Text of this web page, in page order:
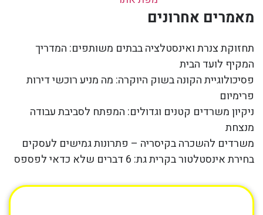
מאמרים אחרונים
תחזוקת צנרת ואינסטלציה בבתים משותפים: המדריך
המקיף לועד הבית
פסיכולוגיית הקונה בשוק היוקרה: מה מניע רוכשי דירות
פרימיום
ניקיון משרדים קטנים וגדולים: המפתח לסביבת עבודה
מנצחת
משרדים להשכרה בקיסריה – פתרונות גמישים לעסקים
בחירת אינסטלטור בקרית גת: 6 דברים שלא כדאי לפספס